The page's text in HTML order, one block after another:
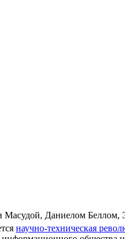
Масудой, Даниелом
научно-техническая